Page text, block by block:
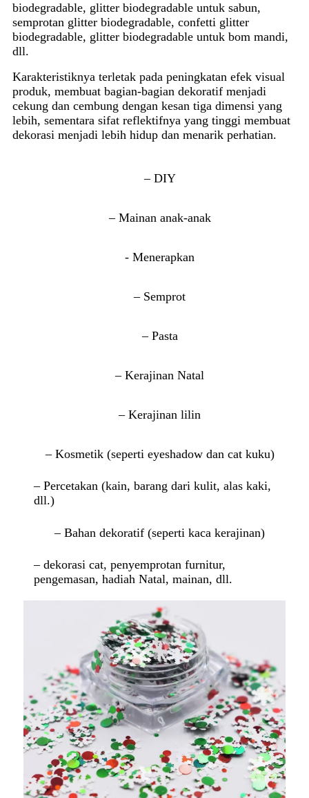
biodegradable, glitter biodegradable untuk sabun,
semprotan glitter biodegradable, confetti glitter
biodegradable, glitter biodegradable untuk bom mandi,
dll.
Karakteristiknya terletak pada peningkatan efek visual
produk, membuat bagian-bagian dekoratif menjadi
cekung dan cembung dengan kesan tiga dimensi yang
lebih, sementara sifat reflektifnya yang tinggi membuat
dekorasi menjadi lebih hidup dan menarik perhatian.
– DIY
– Mainan anak-anak
- Menerapkan
– Semprot
– Pasta
– Kerajinan Natal
– Kerajinan lilin
– Kosmetik (seperti eyeshadow dan cat kuku)
– Percetakan (kain, barang dari kulit, alas kaki,
dll.)
– Bahan dekoratif (seperti kaca kerajinan)
– dekorasi cat, penyemprotan furnitur,
pengemasan, hadiah Natal, mainan, dll.